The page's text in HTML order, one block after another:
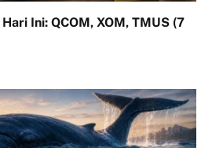
Ini: QCOM, XOM, TMUS (7